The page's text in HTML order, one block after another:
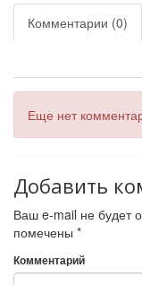
Комментарии (0)
Еще нет
Добавить
Ваш e-mail не будет
помечены *
Комментарий